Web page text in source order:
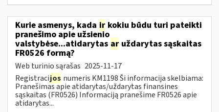
Kurie asmenys, kada ir kokiu būdu turi pateikti
pranešimo apie užsienio
valstybėse...atidarytas ar uždarytas sąskaitas
FR0526 formą?
Web turinio sąrašas 2025-11-17
Registracijos numeris KM1198 Ši informacija skelbiama:
Pranešimas apie atidarytas/uždarytas finansines
sąskaitas (FR0526) Informaciją pranešime FR0526 apie
atidarytas...